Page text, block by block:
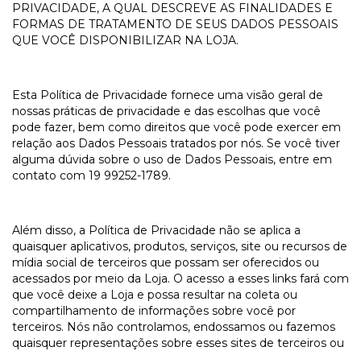
PRIVACIDADE, A QUAL DESCREVE AS FINALIDADES E
FORMAS DE TRATAMENTO DE SEUS DADOS PESSOAIS
QUE VOCÊ DISPONIBILIZAR NA LOJA.
Esta Política de Privacidade fornece uma visão geral de
nossas práticas de privacidade e das escolhas que você
pode fazer, bem como direitos que você pode exercer em
relação aos Dados Pessoais tratados por nós. Se você tiver
alguma dúvida sobre o uso de Dados Pessoais, entre em
contato com 19 99252-1789.
Além disso, a Política de Privacidade não se aplica a
quaisquer aplicativos, produtos, serviços, site ou recursos de
mídia social de terceiros que possam ser oferecidos ou
acessados por meio da Loja. O acesso a esses links fará com
que você deixe a Loja e possa resultar na coleta ou
compartilhamento de informações sobre você por
terceiros. Nós não controlamos, endossamos ou fazemos
quaisquer representações sobre esses sites de terceiros ou